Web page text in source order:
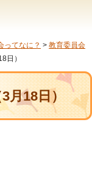
ってなに？ > 教育委員会
日）
月18日）